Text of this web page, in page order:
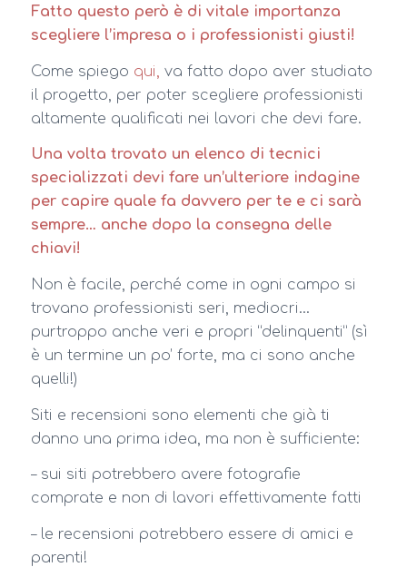
Fatto questo però è di vitale importanza
scegliere l’impresa o i professionisti giusti!
Come spiego qui, va fatto dopo aver studiato
il progetto, per poter scegliere professionisti
altamente qualificati nei lavori che devi fare.
Una volta trovato un elenco di tecnici
specializzati devi fare un’ulteriore indagine
per capire quale fa davvero per te e ci sarà
sempre… anche dopo la consegna delle
chiavi!
Non è facile, perché come in ogni campo si
trovano professionisti seri, mediocri…
purtroppo anche veri e propri “delinquenti” (sì
è un termine un po’ forte, ma ci sono anche
quelli!)
Siti e recensioni sono elementi che già ti
danno una prima idea, ma non è sufficiente:
– sui siti potrebbero avere fotografie
comprate e non di lavori effettivamente fatti
– le recensioni potrebbero essere di amici e
parenti!